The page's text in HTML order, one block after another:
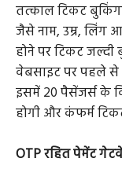
तत्काल टिकट
जैसे नाम, उम्र, लिंग
होने पर टिकट
वेबसाइट पर पहले
इसमें 20 पैसेंजर्स के
होगी और कंफर्म
OTP रहित पेमेंट